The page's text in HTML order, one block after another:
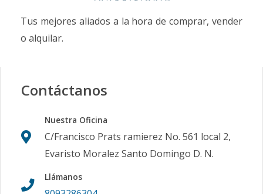
Tus mejores aliados a la hora de comprar, vender
o alquilar.
Contáctanos
Nuestra Oficina
C/Francisco Prats ramierez No. 561 local 2,
Evaristo Moralez Santo Domingo D. N.
Llámanos